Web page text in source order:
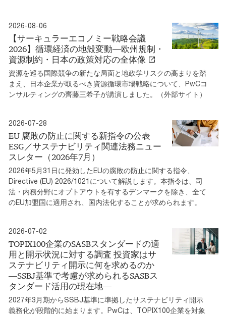
2026-08-06
【サーキュラーエコノミー戦略会議
2026】循環経済の地殻変動―欧州規制・
資源制約・日本の政策対応の全体像
資源を巡る国際競争の新たな局面と地政学リスクの高まりを踏
まえ、日本企業が取るべき資源循環市場戦略について、PwCコ
ンサルティングの齊藤三希子が講演しました。（外部サイト）
2026-07-28
EU 腐敗の防止に関する新指令の公表
ESG／サステナビリティ関連法務ニュー
スレター（2026年7月）
2026年5月31日に発効したEUの腐敗の防止に関する指令、
Directive (EU) 2026/1021について解説します。本指令は、司
法・内務分野にオプトアウトを有するデンマークを除き、全て
のEU加盟国に適用され、国内法化することが求められます。
2026-07-02
TOPIX100企業のSASBスタンダードの適
用と開示状況に対する調査 投資家はサ
ステナビリティ開示に何を求めるのか
―SSBJ基準で考慮が求められるSASBス
タンダード活用の現在地―
2027年3月期からSSBJ基準に準拠したサステナビリティ開示
義務化が段階的に始まります。PwCは、TOPIX100企業を対象